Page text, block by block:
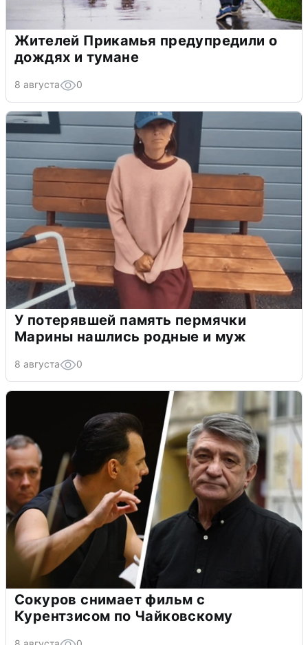
Жителей Прикамья предупредили о
дождях и тумане
8 августа 0
У потерявшей память пермячки
Марины нашлись родные и муж
8 августа 0
Сокуров снимает фильм с
Курентзисом по Чайковскому